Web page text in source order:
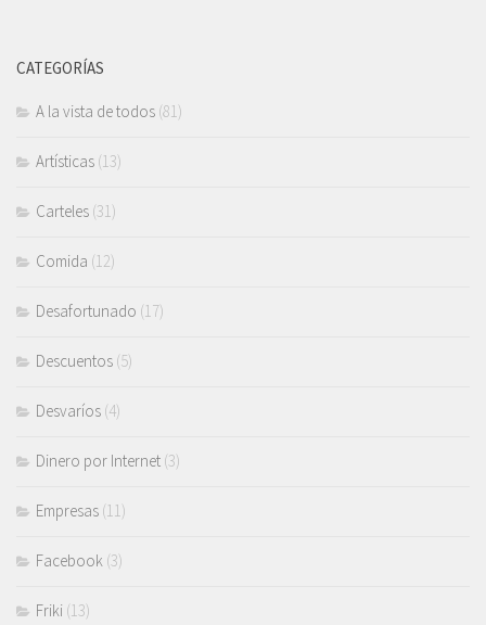
CATEGORÍAS
A la vista de todos (81)
Artísticas (13)
Carteles (31)
Comida (12)
Desafortunado (17)
Descuentos (5)
Desvaríos (4)
Dinero por Internet (3)
Empresas (11)
Facebook (3)
Friki (13)